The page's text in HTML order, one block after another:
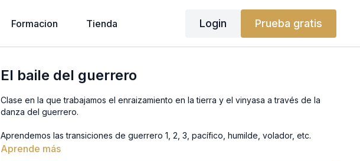
Formacion Tienda Login Prueba gratis
El baile del guerrero
Clase en la que trabajamos el enraizamiento en la tierra y el vinyasa a través de la
danza del guerrero.
Aprendemos las transiciones de guerrero 1, 2, 3, pacífico, humilde, volador, etc.
Aprende más